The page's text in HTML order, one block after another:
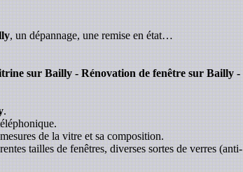
, un dépannage, une remise en état…
sur Bailly - Rénovation de fenêtre sur Bailly -
.
de la vitre et sa composition.
tailles de fenêtres, diverses sortes de verres (anti-